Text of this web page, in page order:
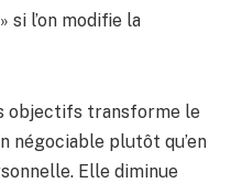
si l’on modifie la
objectifs transforme le
négociable plutôt qu’en
Elle diminue